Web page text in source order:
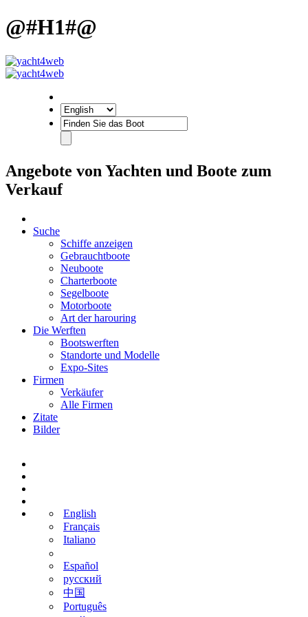
@#H1#@
Angebote von Yachten und Boote zum
Verkauf
Suche
Schiffe anzeigen
Gebrauchtboote
Neuboote
Charterboote
Segelboote
Motorboote
Art der harouring
Die Werften
Bootswerften
Standorte und Modelle
Expo-Sites
Firmen
Verkäufer
Alle Firmen
Zitate
Bilder
English
Français
Italiano
Español
русский
中国
Português